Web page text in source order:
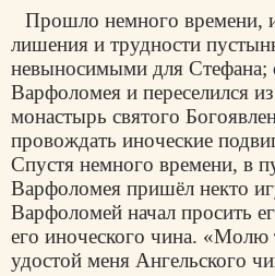
Прошло немного времени,
лишения и трудности
невыносимыми для Стефана;
Варфоломея и переселился
монастырь святого
провождать иноческие
Спустя немного времени, в
Варфоломея пришёл некто
Варфоломей начал просить
его иноческого чина. «Молю
удостой меня Ангельского